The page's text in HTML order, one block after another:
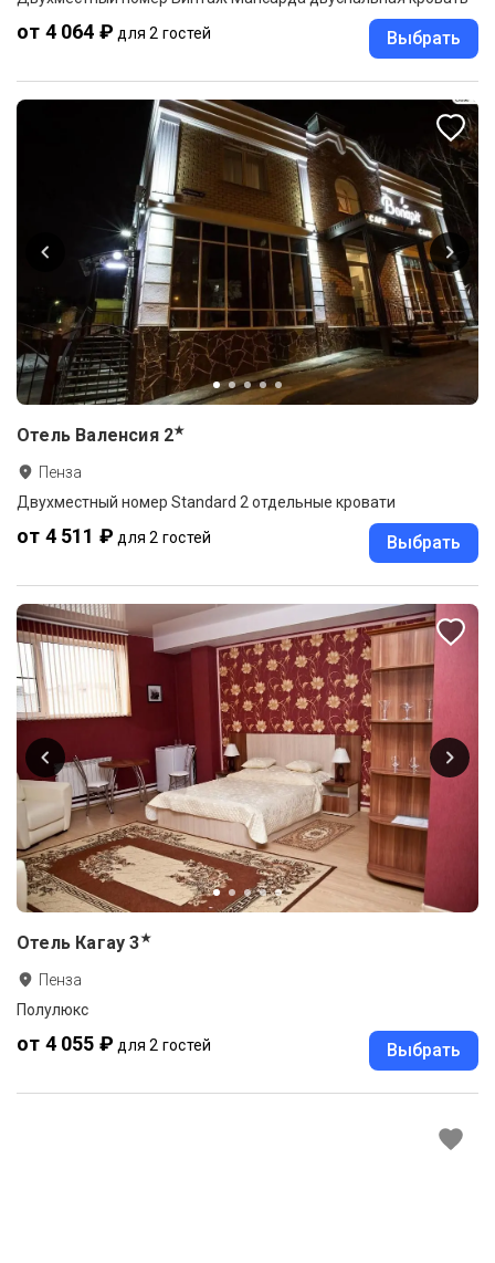
от 4 064 ₽ для 2 гостей Выбрать
Отель Валенсия 2★
Пенза
Двухместный номер Standard 2 отдельные кровати
от 4 511 ₽ для 2 гостей Выбрать
Отель Кагау 3★
Пенза
Полулюкс
от 4 055 ₽ для 2 гостей Выбрать